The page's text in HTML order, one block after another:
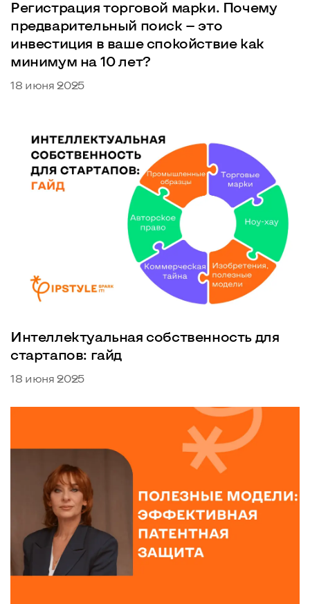
Регистрация торговой марки. Почему
предварительный поиск — это
инвестиция в ваше спокойствие как
минимум на 10 лет?
18 июня 2025
Интеллектуальная собственность для
стартапов: гайд
18 июня 2025